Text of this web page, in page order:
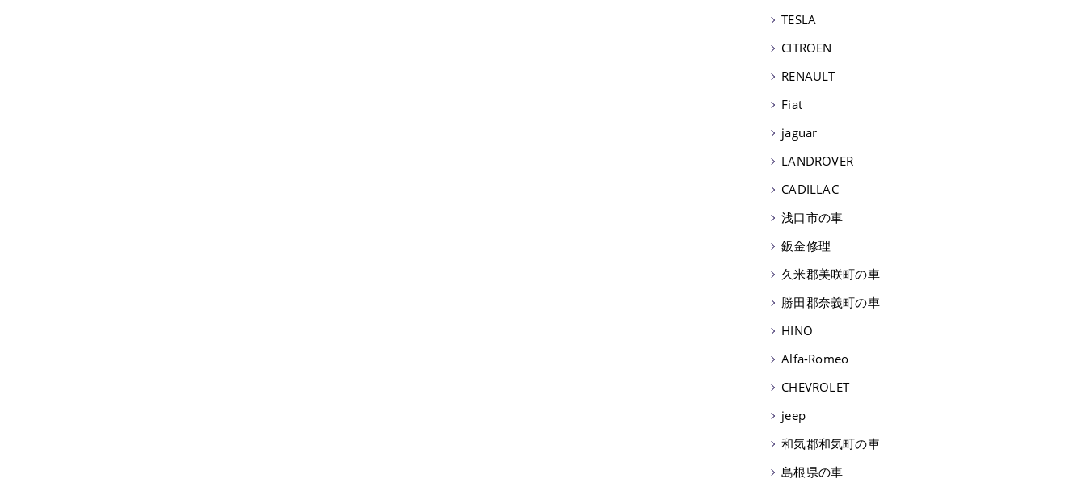
TESLA
CITROEN
RENAULT
Fiat
jaguar
LANDROVER
CADILLAC
浅口市の車
鈑金修理
久米郡美咲町の車
勝田郡奈義町の車
HINO
Alfa-Romeo
CHEVROLET
jeep
和気郡和気町の車
島根県の車